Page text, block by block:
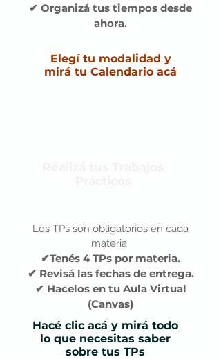
✔ Organizá tus tiempos desde
ahora.
Elegí tu modalidad y
mirá tu Calendario acá
Los TPs son obligatorios en cada
materia
✔Tenés 4 TPs por materia.
✔ Revisá las fechas de entrega.
✔ Hacelos en tu Aula Virtual
(Canvas)
Hacé clic acá y mirá todo
lo que necesitas saber
sobre tus TPs